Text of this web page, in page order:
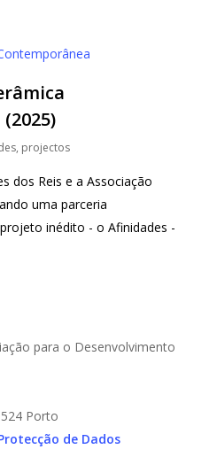
, projectos
dos Reis e a Associação
uma parceria
inédito - o Afinidades -
para o Desenvolvimento
Porto
de Dados